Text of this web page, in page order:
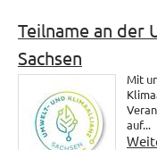
Teilname an der
Sachsen
Mit
auf...